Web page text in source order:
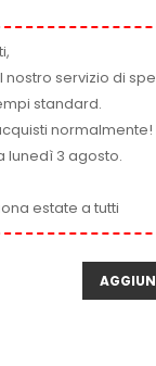
servizio di
standard.
lunedì 3 agosto.
estate a tutti